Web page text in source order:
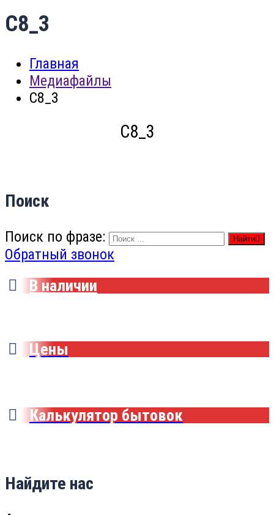
C8_3
Главная
Медиафайлы
C8_3
C8_3
Поиск
Поиск по фразе: Найти
Обратный звонок
В наличии
Цены
Калькулятор бытовок
Найдите нас